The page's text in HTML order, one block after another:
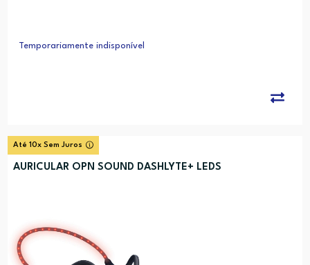
Temporariamente indisponível
Até 10x Sem Juros
AURICULAR OPN SOUND DASHLYTE+ LEDS